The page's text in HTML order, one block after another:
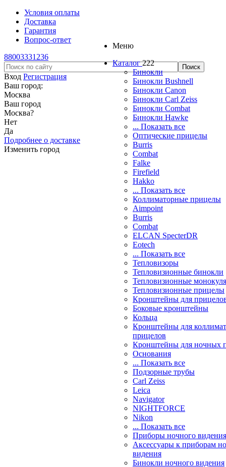
Условия оплаты
Доставка
Гарантия
Вопрос-ответ
88003331236
Вход Регистрация
Ваш город:
Москва
Ваш город
Москва?
Нет
Да
Подробнее о доставке
Изменить город
Меню
Каталог 222
Бинокли
Бинокли Bushnell
Бинокли Canon
Бинокли Carl Zeiss
Бинокли Combat
Бинокли Hawke
... Показать все
Оптические прицелы
Burris
Combat
Falke
Firefield
Hakko
... Показать все
Коллиматорные прицелы
Aimpoint
Burris
Combat
ELCAN SpecterDR
Eotech
... Показать все
Тепловизоры
Тепловизионные бинокли
Тепловизионные
Тепловизионные прицелы
Кронштейны для
Боковые кронштейны
Кольца
Кронштейны для
прицелов
Кронштейны для ночных
Основания
... Показать все
Подзорные трубы
Carl Zeiss
Leica
Navigator
NIGHTFORCE
Nikon
... Показать все
Приборы ночного видения
Аксессуары к приборам
видения
Бинокли ночного видения